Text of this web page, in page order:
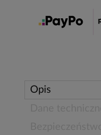
Opis